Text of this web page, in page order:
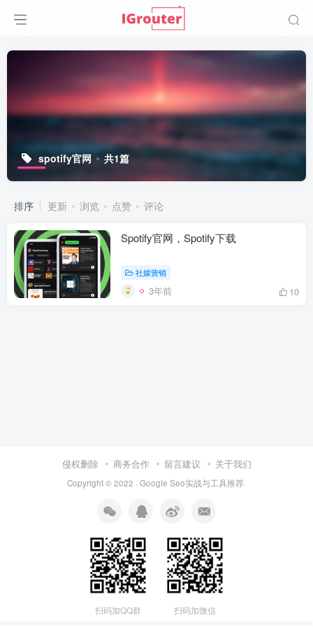
spotify官网 共1篇
排序 更新 浏览 点赞 评论
Spotify官网，Spotify下载
社媒营销
3年前 10
侵权删除 商务合作 留言建议 关于我们
Copyright © 2022 · Google Seo实战与工具推荐
扫码加QQ群 扫码加微信